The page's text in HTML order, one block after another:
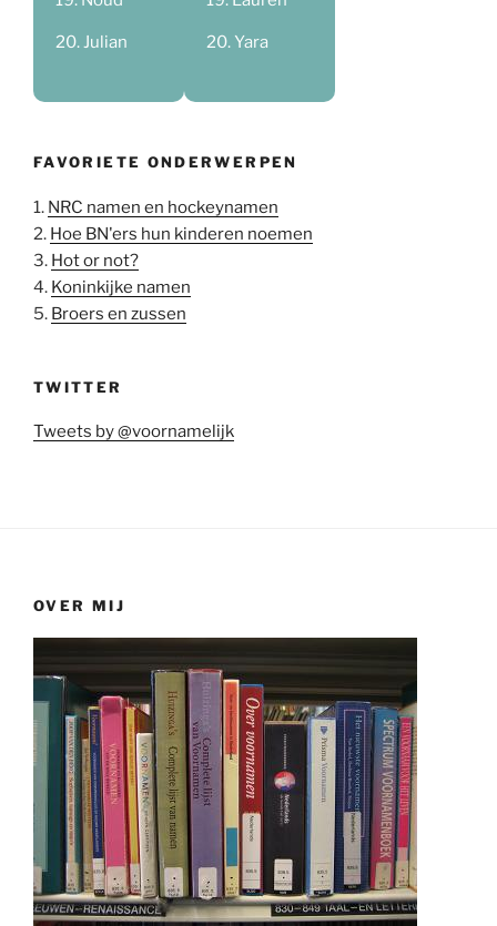
Julian Yara
FAVORIETE ONDERWERPEN
1. NRC namen en hockeynamen
2. Hoe BN'ers hun kinderen noemen
3. Hot or not?
4. Koninkijke namen
5. Broers en zussen
TWITTER
Tweets by @voornamelijk
OVER MIJ